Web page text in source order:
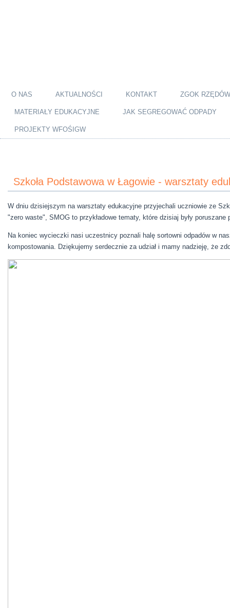
O NAS AKTUALNOŚCI KONTAKT ZGOK RZĘDÓW
MATERIAŁY EDUKACYJNE JAK SEGREGOWAĆ ODPADY
PROJEKTY WFOŚIGW
Szkoła Podstawowa w Łagowie - warsztaty
W dniu dzisiejszym na warsztaty edukacyjne przyjechali uczniowie ze
"zero waste", SMOG to przykładowe tematy, które dzisiaj były poruszane
Na koniec wycieczki nasi uczestnicy poznali halę sortowni odpadów w
kompostowania. Dziękujemy serdecznie za udział i mamy nadzieję, że